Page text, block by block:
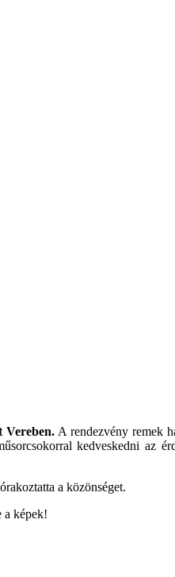
Vereben. A rendezvény remek
kedveskedni az
a közönséget.
a képek!